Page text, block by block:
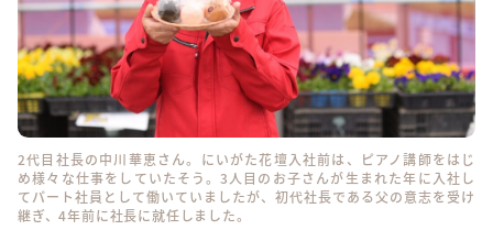
2代目社長の中川華恵さん。にいがた花壇入社前は、ピアノ講師をはじ
め様々な仕事をしていたそう。3人目のお子さんが生まれた年に入社し
てパート社員として働いていましたが、初代社長である父の意志を受け
継ぎ、4年前に社長に就任しました。